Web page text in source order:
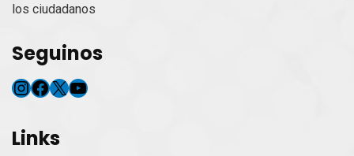
los ciudadanos
Seguinos
Instagram
Facebook
X YouTube
Links